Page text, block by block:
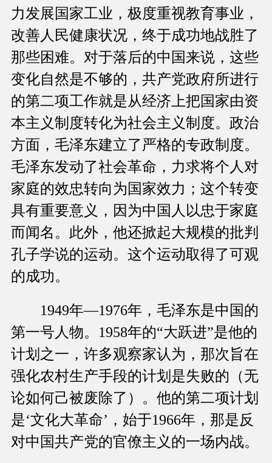
力发展国家工业，极度重视教育事业，
改善人民健康状况，终于成功地战胜了
那些困难。对于落后的中国来说，这些
变化自然是不够的，共产党政府所进行
的第二项工作就是从经济上把国家由资
本主义制度转化为社会主义制度。政治
方面，毛泽东建立了严格的专政制度。
毛泽东发动了社会革命，力求将个人对
家庭的效忠转向为国家效力；这个转变
具有重要意义，因为中国人以忠于家庭
而闻名。此外，他还掀起大规模的批判
孔子学说的运动。这个运动取得了可观
的成功。
1949年—1976年，毛泽东是中国的
第一号人物。1958年的“大跃进”是他的
计划之一，许多观察家认为，那次旨在
强化农村生产手段的计划是失败的（无
论如何己被废除了）。他的第二项计划
是‘文化大革命’，始于1966年，那是反
对中国共产党的官僚主义的一场内战。